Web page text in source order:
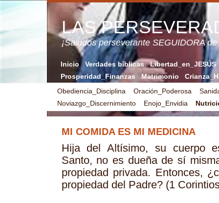
LAS
¡Saludos perseverante SEGUIDORA
Inicio Verdades bíblicas
Libertad_en_JESÚS
Prosperidad_Finanzas
Matrimonio
Obediencia_Disciplina
Oración_Poderosa
Noviazgo_Discernimiento
Enojo_Envidia
MI COMIDA ES MI MEDICINA
Hija del Altísimo, su cuerpo
Santo, no es dueña de sí
propiedad privada. Entonces,
propiedad del Padre? (1